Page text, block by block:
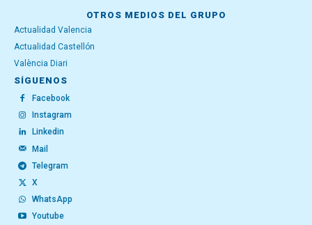
OTROS MEDIOS DEL GRUPO
Actualidad Valencia
Actualidad Castellón
València Diari
SÍGUENOS
Facebook
Instagram
Linkedin
Mail
Telegram
X
WhatsApp
Youtube